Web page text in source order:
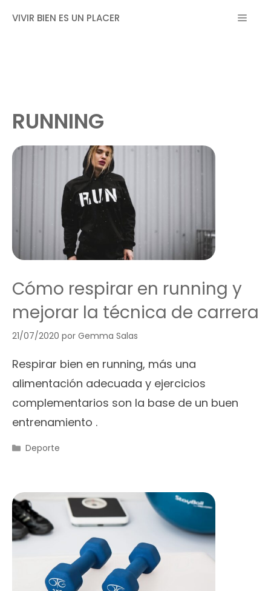
VIVIR BIEN ES UN PLACER MENÚ
RUNNING
Cómo respirar en running y
mejorar la técnica de carrera
21/07/2020 por Gemma Salas
Respirar bien en running, más una
alimentación adecuada y ejercicios
complementarios son la base de un buen
entrenamiento .
Categorías
Deporte